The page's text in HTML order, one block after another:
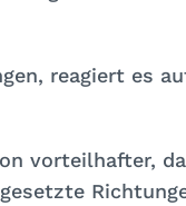
reagiert es
vorteilhafter, da